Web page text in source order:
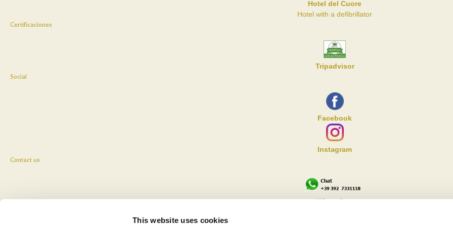
This website uses cookies
Hotel del Cuore
Hotel with a defibrillator
Certificaciones
Tripadvisor
Social
Facebook
Instagram
Contact us
WhatsApp